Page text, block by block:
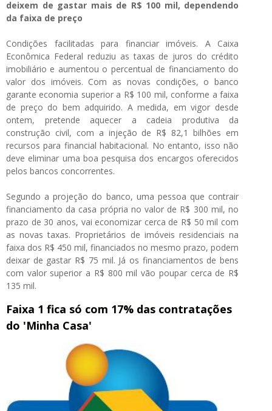
deixem de gastar mais de R$ 100 mil, dependendo
da faixa de preço
Condições facilitadas para financiar imóveis. A Caixa
Econômica Federal reduziu as taxas de juros do crédito
imobiliário e aumentou o percentual de financiamento do
valor dos imóveis. Com as novas condições, o banco
garante economia superior a R$ 100 mil, conforme a faixa
de preço do bem adquirido. A medida, em vigor desde
ontem, pretende aquecer a cadeia produtiva da
construção civil, com a injeção de R$ 82,1 bilhões em
recursos para financial habitacional. No entanto, isso não
deve eliminar uma boa pesquisa dos encargos oferecidos
pelos bancos concorrentes.
Segundo a projeção do banco, uma pessoa que contrair
financiamento da casa própria no valor de R$ 300 mil, no
prazo de 30 anos, vai economizar cerca de R$ 50 mil com
as novas taxas. Proprietários de imóveis residenciais na
faixa dos R$ 450 mil, financiados no mesmo prazo, podem
deixar de gastar R$ 75 mil. Já os financiamentos de bens
com valor superior a R$ 800 mil vão poupar cerca de R$
135 mil.
Faixa 1 fica só com 17% das contratações
do 'Minha Casa'